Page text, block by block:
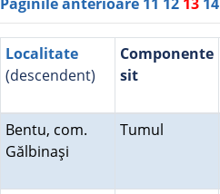
Localitate
(descendent)
Componente
sit
Bentu, com.
Gălbinaşi
Tumul